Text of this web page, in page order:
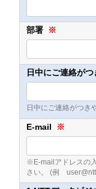
部署 ※
日中にご連絡が
日中にご連絡がつき
E-mail ※
※E-mailアドレスの
さい。 (例